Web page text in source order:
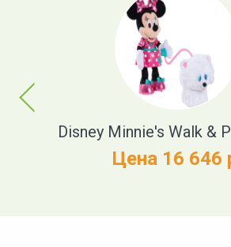
Previous
Disney Minnie's Walk &
Цена 16 646